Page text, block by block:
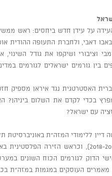
על עידן חדש ביחסים: ראש
דאבי, ולחברת התעופה ההודית
וציבורי ושיקפו את גודל השינוי,
גורמים ישראלים לגורמים
האסטרטגית נגד איראן מספיק
בכדי לקדם את השלום ביניהן?
עם ישראל?
ללימודי המזה"ת באוניברסיטת
שימש כיועצו לעניינים פלסטינים של מתאם פעולות הממשלה בשטחים (2018-2015), וכראש הזירה
הדוק לגורמים הכוח השונים
מאמרים העוסקים במגמות במזה"ת